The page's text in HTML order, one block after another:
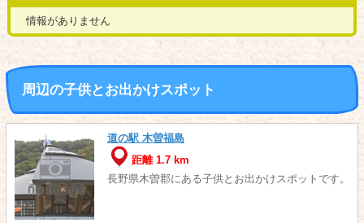
情報がありません
周辺の子供とお出かけスポット
道の駅 木曽福島
距離 1.7 km
長野県木曽郡にある子供とお出かけスポットです。